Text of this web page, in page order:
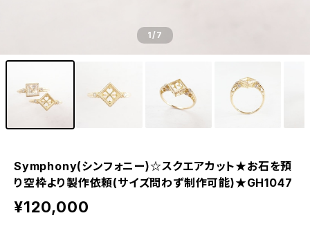
1/7
Symphony(シンフォニー)☆スクエアカット★お石を預
り空枠より製作依頼(サイズ問わず制作可能)★GH1047
¥120,000